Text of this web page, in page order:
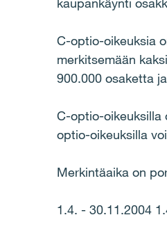
C-optio-oikeuksia
merkitsemään
900.000 osaketta
C-optio-oikeuksilla
optio-oikeuksilla
Merkintäaika on
1.4. - 30.11.2004